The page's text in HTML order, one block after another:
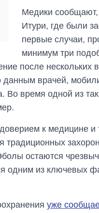
Медики сообщают,
Итури, где были
первые случаи,
минимум три
после нескольких
врачей,
Во время одной из
к медицине и
традиционных
остаются
одним из ключевых
уже